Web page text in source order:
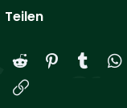
Teilen
Reddit Pinterest
Tumblr